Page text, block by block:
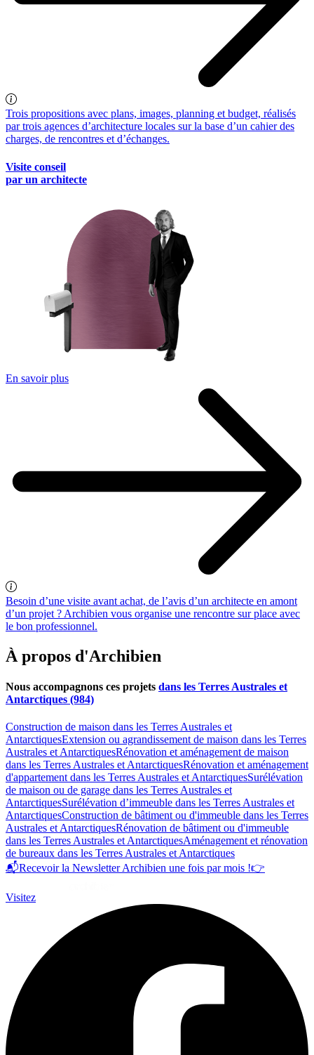
Trois propositions avec plans, images, planning et budget, réalisés
par trois agences d’architecture locales sur la base d’un cahier des
charges, de rencontres et d’échanges.
Visite conseil
par un architecte
En savoir plus
Besoin d’une visite avant achat, de l’avis d’un architecte en amont
d’un projet ? Archibien vous organise une rencontre sur place avec
le bon professionnel.
À propos d'Archibien
Nous accompagnons ces projets dans les Terres Australes et
Antarctiques (984)
Construction de maison dans les Terres Australes et
AntarctiquesExtension ou agrandissement de maison dans les Terres
Australes et AntarctiquesRénovation et aménagement de maison
dans les Terres Australes et AntarctiquesRénovation et aménagement
d'appartement dans les Terres Australes et AntarctiquesSurélévation
de maison ou de garage dans les Terres Australes et
AntarctiquesSurélévation d’immeuble dans les Terres Australes et
AntarctiquesConstruction de bâtiment ou d'immeuble dans les Terres
Australes et AntarctiquesRénovation de bâtiment ou d'immeuble
dans les Terres Australes et AntarctiquesAménagement et rénovation
de bureaux dans les Terres Australes et Antarctiques
📬Recevoir la Newsletter Archibien une fois par mois !👉
Visitez